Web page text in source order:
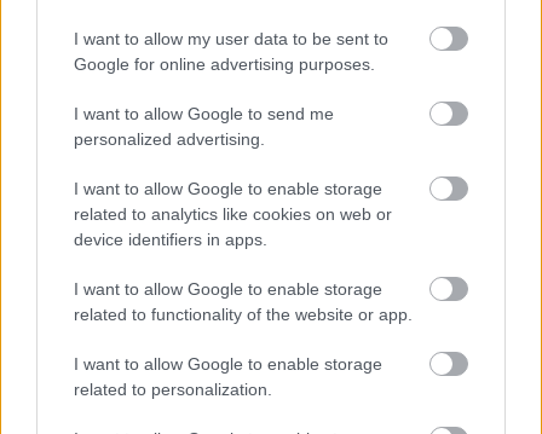
I want to allow my user data to be sent to
Google for online advertising purposes.
I want to allow Google to send me
personalized advertising.
I want to allow Google to enable storage
related to analytics like cookies on web or
device identifiers in apps.
I want to allow Google to enable storage
related to functionality of the website or app.
I want to allow Google to enable storage
related to personalization.
Ez tényleg egy album - Kapitány
Máté ajánlja Tyler, The Creator új